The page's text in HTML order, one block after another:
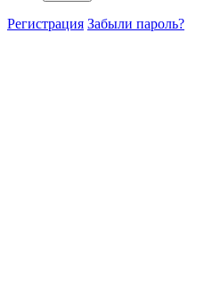
Регистрация Забыли пароль?